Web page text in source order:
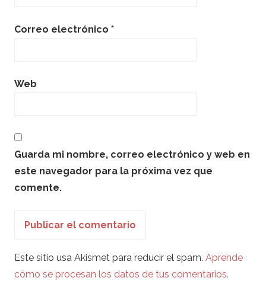
Correo electrónico *
Web
Guarda mi nombre, correo electrónico y web en
este navegador para la próxima vez que
comente.
Este sitio usa Akismet para reducir el spam. Aprende
cómo se procesan los datos de tus comentarios.